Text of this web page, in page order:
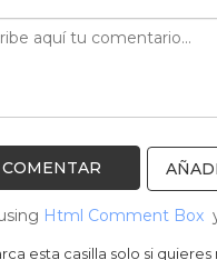
Html Comment Box
esta casilla solo si